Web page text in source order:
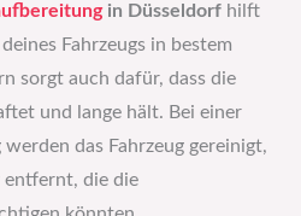
in Düsseldorf hilft
Fahrzeugs in bestem
sorgt auch dafür, dass die
und lange hält. Bei einer
das Fahrzeug gereinigt,
die die